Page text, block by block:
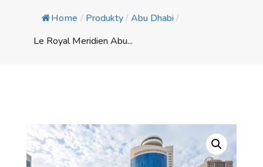
Home / Produkty/Abu Dhabi/
Le Royal Meridien Abu...